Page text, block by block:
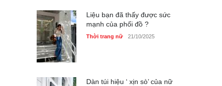
Liệu bạn đã thấy được sức
mạnh của phối đồ ?
Thời trang nữ 21/10/2025
Dàn túi hiệu ‘ xịn sò’ của nữ